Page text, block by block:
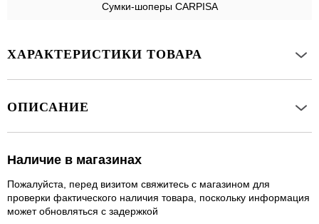
Сумки-шоперы CARPISA
ХАРАКТЕРИСТИКИ ТОВАРА
ОПИСАНИЕ
Наличие в магазинах
Пожалуйста, перед визитом свяжитесь с магазином для
проверки фактического наличия товара, поскольку информация
может обновляться с задержкой